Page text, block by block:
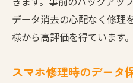
データ消去の心配なく修理
様から高評価を得ています。
スマホ修理時のデータ